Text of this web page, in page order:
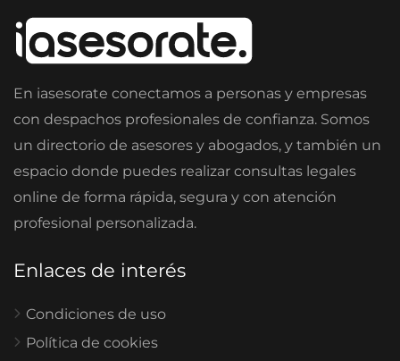
En iasesorate conectamos a personas y empresas
con despachos profesionales de confianza. Somos
un directorio de asesores y abogados, y también un
espacio donde puedes realizar consultas legales
online de forma rápida, segura y con atención
profesional personalizada.
Enlaces de interés
Condiciones de uso
Política de cookies